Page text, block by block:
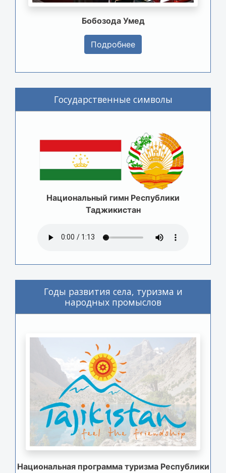
Бобозода Умед
Подробнее
Государственные символы
Национальный гимн Республики
Таджикистан
Годы развития села, туризма и
народных промыслов
Национальная программа туризма Республики